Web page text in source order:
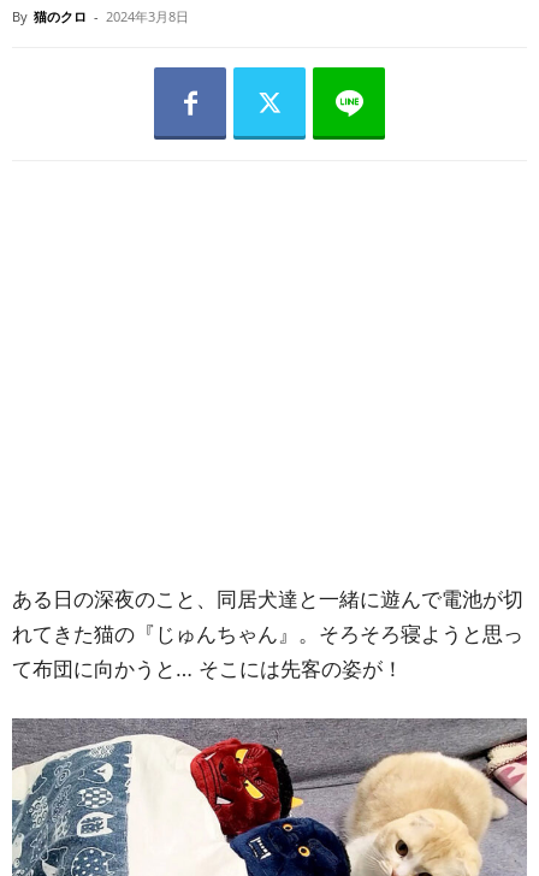
By 猫のクロ - 2024年3月8日
ある日の深夜のこと、同居犬達と一緒に遊んで電池が切
れてきた猫の『じゅんちゃん』。そろそろ寝ようと思っ
て布団に向かうと… そこには先客の姿が！